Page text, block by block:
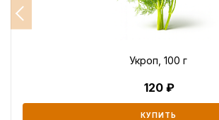
Укроп, 100 г
120
КУПИТЬ